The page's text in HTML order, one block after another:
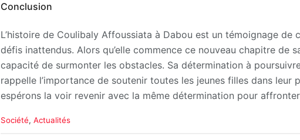
Conclusion
L’histoire de Coulibaly Affoussiata à Dabou est un témoignage
défis inattendus. Alors qu’elle commence ce nouveau chapitre de
capacité de surmonter les obstacles. Sa détermination à
rappelle l’importance de soutenir toutes les jeunes filles dans leur
espérons la voir revenir avec la même détermination pour
C
Société, Actualités